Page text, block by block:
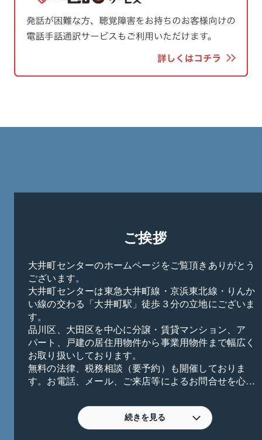
ご挨拶
大井町センターのホームページをご覧頂きありがとう
ございます。
大井町センターは東急大井町線・京浜東北線・りんか
い線の交わる「大井町駅」徒歩３分の立地にございま
す。
品川区、大田区を中心に分譲・賃貸マンション、ア
パート、戸建の居住用物件から事業用物件まで幅広く
お取り扱いしております。
無料の法律、税務相談（要予約）も開催しておりま
す。お電話、メール、ご来店等によるお問合せを心よ
ビデオ通話によるオンラインでの対応も可能になりま
すので、ご希望の際は、お申し出頂けると幸いです。
続きを見る